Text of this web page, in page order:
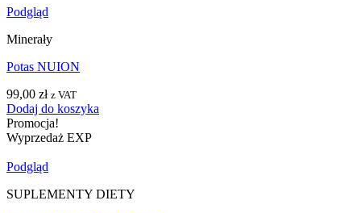
Podgląd
Minerały
Potas NUION
99,00 zł z VAT
Dodaj do koszyka
Promocja!
Wyprzedaż EXP
Podgląd
SUPLEMENTY DIETY